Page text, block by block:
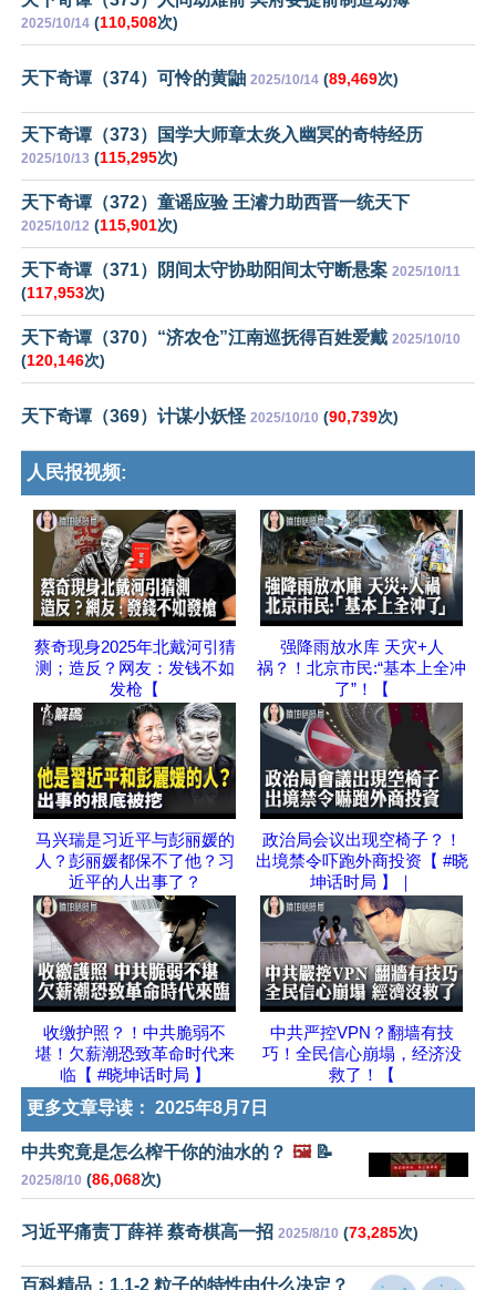
2025/10/14 (110,508次)
天下奇谭（374）可怜的黄鼬 2025/10/14 (89,469次)
天下奇谭（373）国学大师章太炎入幽冥的奇特经历
2025/10/13 (115,295次)
天下奇谭（372）童谣应验 王濬力助西晋一统天下
2025/10/12 (115,901次)
天下奇谭（371）阴间太守协助阳间太守断悬案 2025/10/11
(117,953次)
天下奇谭（370）“济农仓”江南巡抚得百姓爱戴 2025/10/10
(120,146次)
天下奇谭（369）计谋小妖怪 2025/10/10 (90,739次)
人民报视频:
蔡奇现身2025年北戴河引猜
测；造反？网友：发钱不如
发枪【
强降雨放水库 天灾+人
祸？！北京市民:“基本上全冲
了”！【
马兴瑞是习近平与彭丽媛的
人？彭丽媛都保不了他？习
近平的人出事了？
政治局会议出现空椅子？！
出境禁令吓跑外商投资【 #晓
坤话时局 】｜
收缴护照？！中共脆弱不
堪！欠薪潮恐致革命时代来
临【 #晓坤话时局 】
中共严控VPN？翻墙有技
巧！全民信心崩塌，经济没
救了！【
更多文章导读： 2025年8月7日
中共究竟是怎么榨干你的油水的？ 🖼️📝
2025/8/10 (86,068次)
习近平痛责丁薛祥 蔡奇棋高一招 2025/8/10 (73,285次)
百科精品：1.1-2 粒子的特性由什么决定？